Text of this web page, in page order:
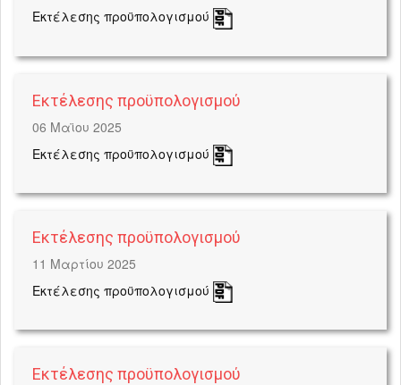
Εκτέλεσης προϋπολογισμού
Εκτέλεσης προϋπολογισμού
06 Μαϊου 2025
Εκτέλεσης προϋπολογισμού
Εκτέλεσης προϋπολογισμού
11 Μαρτίου 2025
Εκτέλεσης προϋπολογισμού
Εκτέλεσης προϋπολογισμού